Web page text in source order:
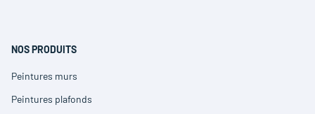
fenêtre)
NOS PRODUITS
Peintures murs
(ouvre
dans
Peintures plafonds
(ouvre